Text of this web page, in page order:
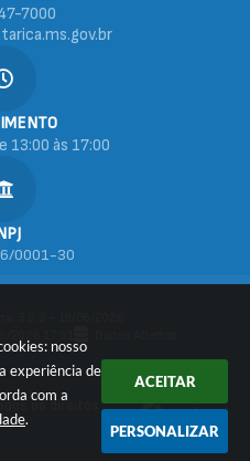
nosso
experiência de
com a
.
ACEITAR
PERSONALIZAR
7000
13:00 às 17:00
0001-30
os direitos